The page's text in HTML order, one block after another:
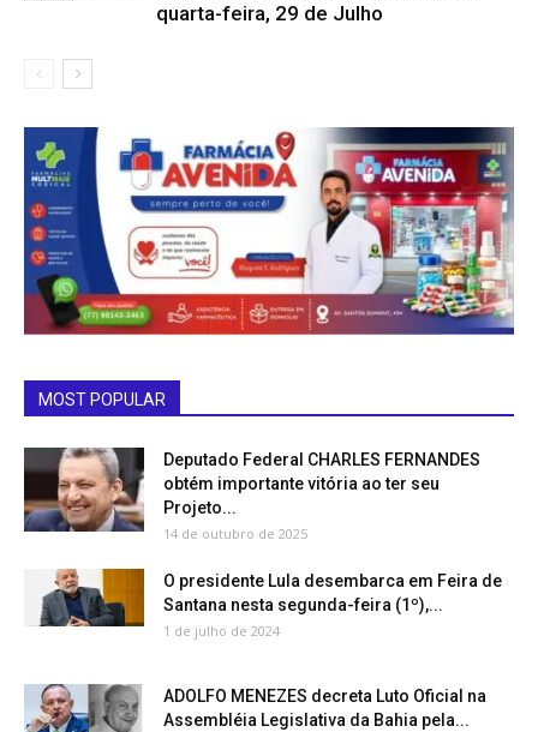
quarta-feira, 29 de Julho
MOST POPULAR
Deputado Federal CHARLES FERNANDES
obtém importante vitória ao ter seu
Projeto...
14 de outubro de 2025
O presidente Lula desembarca em Feira de
Santana nesta segunda-feira (1º),...
1 de julho de 2024
ADOLFO MENEZES decreta Luto Oficial na
Assembléia Legislativa da Bahia pela...